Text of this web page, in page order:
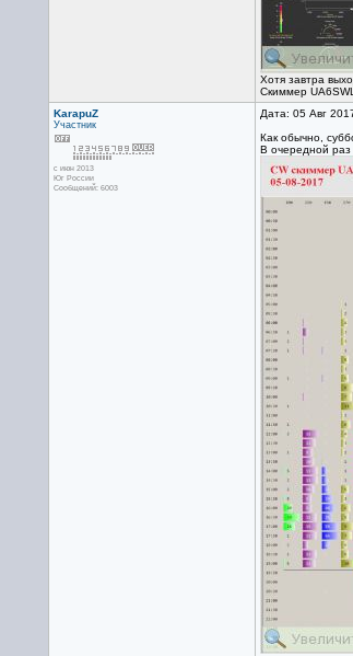
Хотя завтра
Скиммер
KarapuZ
Участник
с июн 2013
Юг России
Сообщений: 6003
Дата: 05 Авг
Как обычно,
В очередной раз